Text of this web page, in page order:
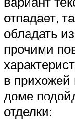
отпадает,
обладать
прочими
в прихожей
доме
отделки: